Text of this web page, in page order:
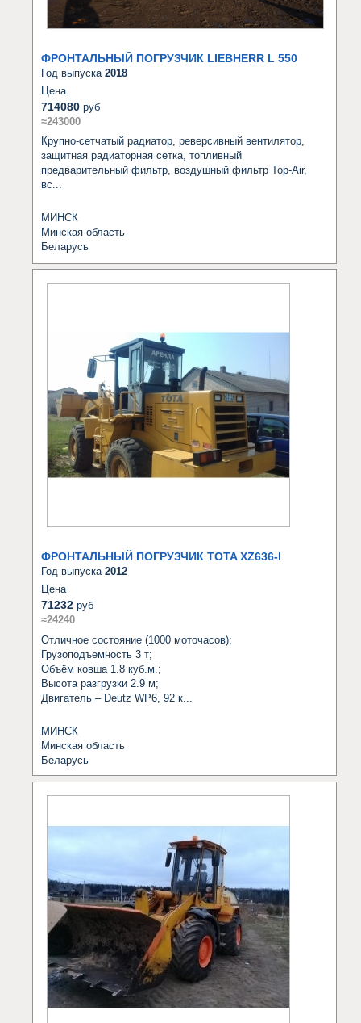
ФРОНТАЛЬНЫЙ ПОГРУЗЧИК LIEBHERR L 550
Год выпуска 2018
Цена
714080 руб
≈243000
Крупно-сетчатый радиатор, реверсивный вентилятор,
защитная радиаторная сетка, топливный
предварительный фильтр, воздушный фильтр Top-Air,
вс...
МИНСК
Минская область
Беларусь
ФРОНТАЛЬНЫЙ ПОГРУЗЧИК TOTA XZ636-I
Год выпуска 2012
Цена
71232 руб
≈24240
Отличное состояние (1000 моточасов);
Грузоподъемность 3 т;
Объём ковша 1.8 куб.м.;
Высота разгрузки 2.9 м;
Двигатель – Deutz WP6, 92 к...
МИНСК
Минская область
Беларусь